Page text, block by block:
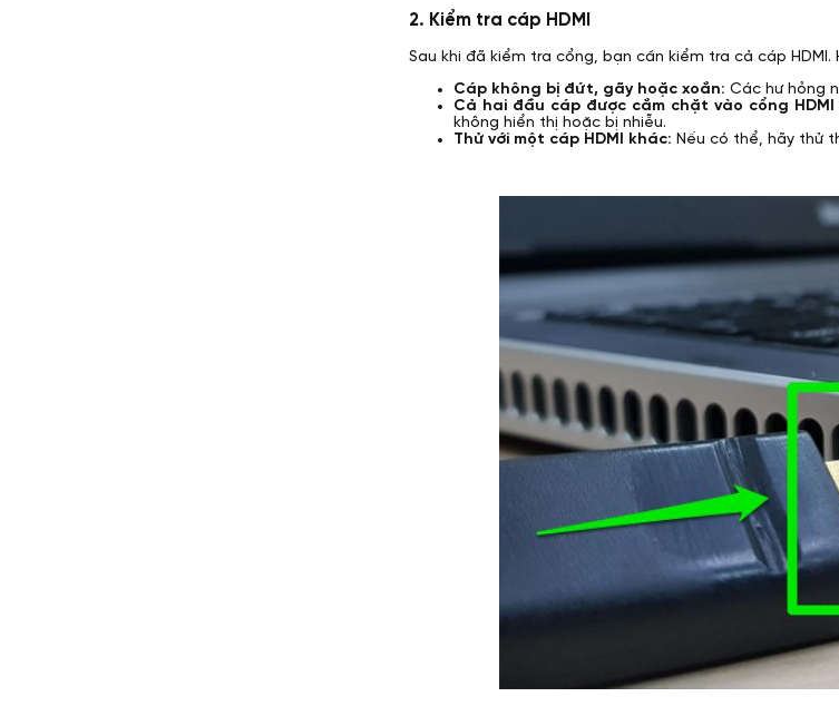
2. Kiểm tra cáp HDMI
Sau khi đã kiểm tra cổng, bạn cần kiểm tra cả cáp HDMI.
Cáp không bị đứt, gãy hoặc xoắn: Các hư hỏng
Cả hai đầu cáp được cắm chặt vào cổng
không hiển thị hoặc bị nhiễu.
Thử với một cáp HDMI khác: Nếu có thể, hãy thử